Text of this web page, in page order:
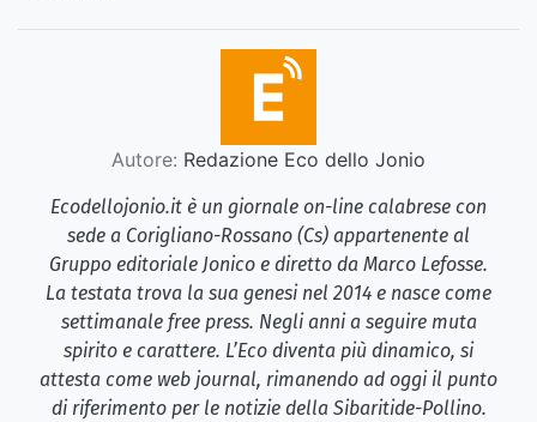
Autore: Redazione Eco dello Jonio
Ecodellojonio.it è un giornale on-line calabrese con
sede a Corigliano-Rossano (Cs) appartenente al
Gruppo editoriale Jonico e diretto da Marco Lefosse.
La testata trova la sua genesi nel 2014 e nasce come
settimanale free press. Negli anni a seguire muta
spirito e carattere. L’Eco diventa più dinamico, si
attesta come web journal, rimanendo ad oggi il punto
di riferimento per le notizie della Sibaritide-Pollino.